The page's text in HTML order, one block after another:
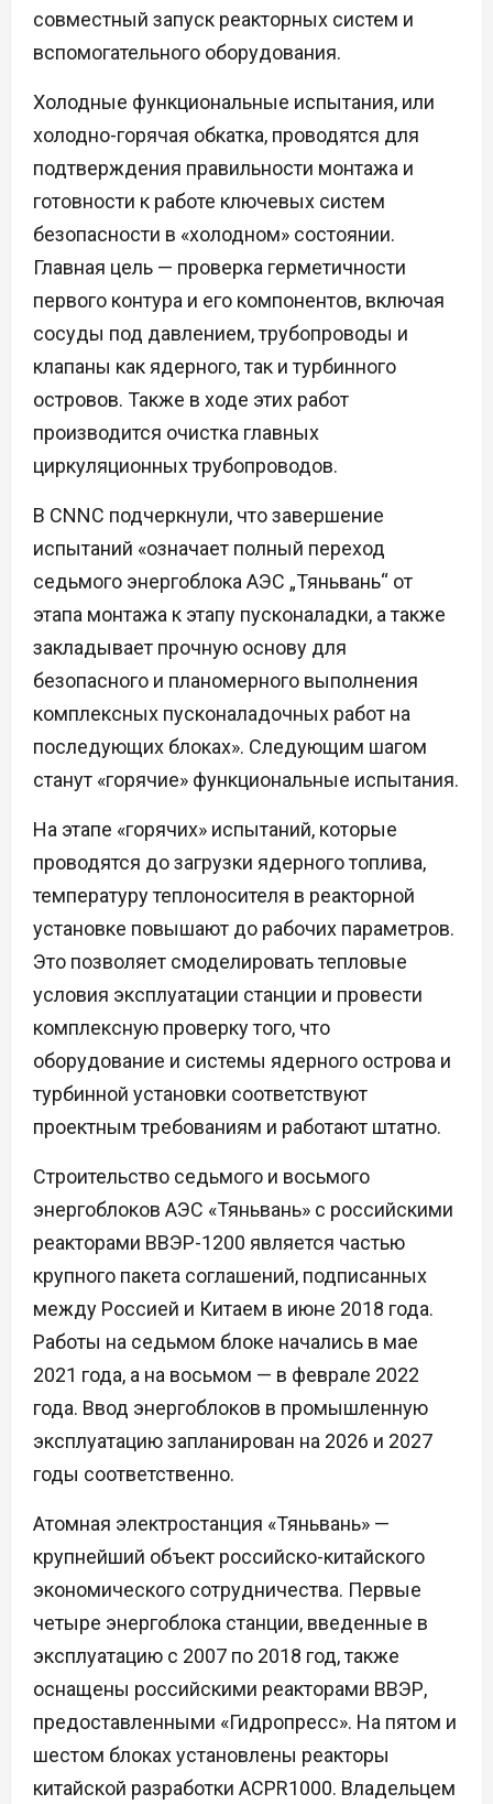
совместный запуск реакторных систем и
вспомогательного оборудования.
Холодные функциональные испытания, или
холодно-горячая обкатка, проводятся для
подтверждения правильности монтажа и
готовности к работе ключевых систем
безопасности в «холодном» состоянии.
Главная цель — проверка герметичности
первого контура и его компонентов, включая
сосуды под давлением, трубопроводы и
клапаны как ядерного, так и турбинного
островов. Также в ходе этих работ
производится очистка главных
циркуляционных трубопроводов.
В CNNC подчеркнули, что завершение
испытаний «означает полный переход
седьмого энергоблока АЭС „Тяньвань“ от
этапа монтажа к этапу пусконаладки, а также
закладывает прочную основу для
безопасного и планомерного выполнения
комплексных пусконаладочных работ на
последующих блоках». Следующим шагом
станут «горячие» функциональные испытания.
На этапе «горячих» испытаний, которые
проводятся до загрузки ядерного топлива,
температуру теплоносителя в реакторной
установке повышают до рабочих параметров.
Это позволяет смоделировать тепловые
условия эксплуатации станции и провести
комплексную проверку того, что
оборудование и системы ядерного острова и
турбинной установки соответствуют
проектным требованиям и работают штатно.
Строительство седьмого и восьмого
энергоблоков АЭС «Тяньвань» с российскими
реакторами ВВЭР-1200 является частью
крупного пакета соглашений, подписанных
между Россией и Китаем в июне 2018 года.
Работы на седьмом блоке начались в мае
2021 года, а на восьмом — в феврале 2022
года. Ввод энергоблоков в промышленную
эксплуатацию запланирован на 2026 и 2027
годы соответственно.
Атомная электростанция «Тяньвань» —
крупнейший объект российско-китайского
экономического сотрудничества. Первые
четыре энергоблока станции, введенные в
эксплуатацию с 2007 по 2018 год, также
оснащены российскими реакторами ВВЭР,
предоставленными «Гидропресс». На пятом и
шестом блоках установлены реакторы
китайской разработки ACPR1000. Владельцем